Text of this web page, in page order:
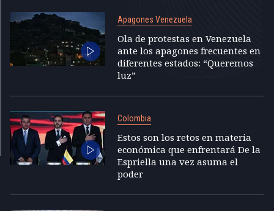
Apagones Venezuela
Ola de protestas en Venezuela
ante los apagones frecuentes en
diferentes estados: “Queremos
luz”
Colombia
Estos son los retos en materia
económica que enfrentará De la
Espriella una vez asuma el
poder